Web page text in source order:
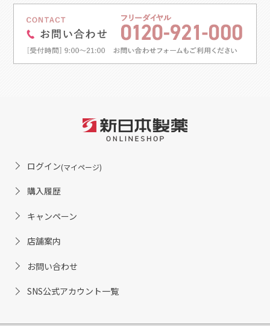
ログイン(マイページ)
購入履歴
キャンペーン
店舗案内
お問い合わせ
SNS公式アカウント一覧